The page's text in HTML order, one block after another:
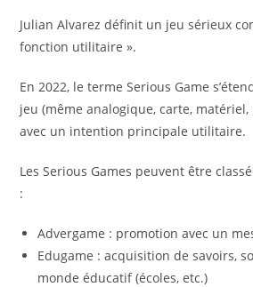
Julian Alvarez définit un jeu sérieux
fonction utilitaire ».
En 2022, le terme Serious Game
jeu (même analogique, carte,
avec un intention principale utilitaire.
Les Serious Games peuvent être
:
Advergame : promotion avec un
Edugame : acquisition de savoirs,
monde éducatif (écoles, etc.)